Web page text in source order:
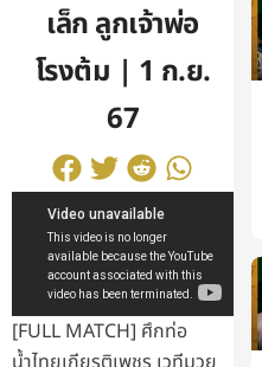
เล็ก ลูกเจ้าพ่อ
โรงต้ม | 1 ก.ย.
67
[FULL MATCH] ศึกท่อ